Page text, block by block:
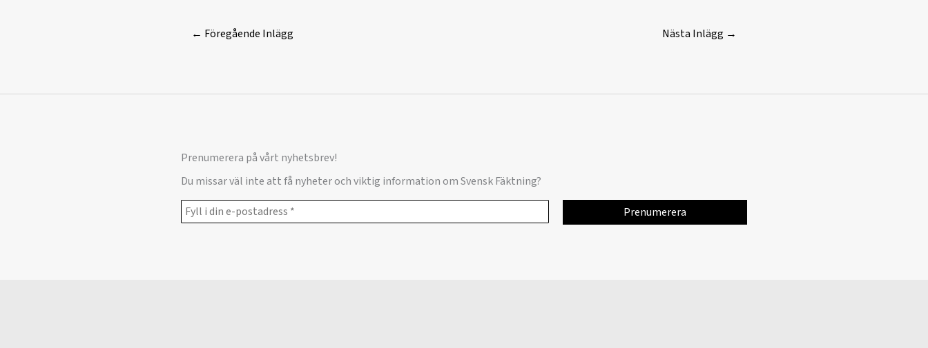
← Föregående Inlägg Nästa Inlägg →
Prenumerera på vårt nyhetsbrev!
Du missar väl inte att få nyheter och viktig information om Svensk Fäktning?